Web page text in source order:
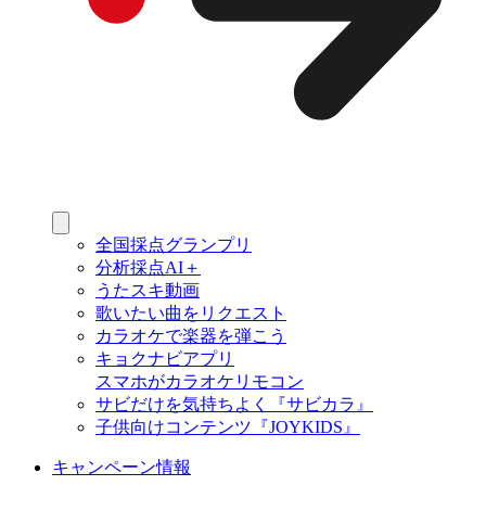
全国採点グランプリ
分析採点AI＋
うたスキ動画
歌いたい曲をリクエスト
カラオケで楽器を弾こう
キョクナビアプリ
スマホがカラオケリモコン
サビだけを気持ちよく『サビカラ』
子供向けコンテンツ『JOYKIDS』
キャンペーン情報